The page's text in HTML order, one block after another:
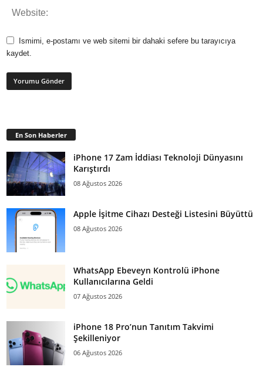
Ismimi, e-postamı ve web sitemi bir dahaki sefere bu tarayıcıya
kaydet.
En Son Haberler
iPhone 17 Zam İddiası Teknoloji Dünyasını
Karıştırdı
08 Ağustos 2026
Apple İşitme Cihazı Desteği Listesini Büyüttü
08 Ağustos 2026
WhatsApp Ebeveyn Kontrolü iPhone
Kullanıcılarına Geldi
07 Ağustos 2026
iPhone 18 Pro’nun Tanıtım Takvimi
Şekilleniyor
06 Ağustos 2026